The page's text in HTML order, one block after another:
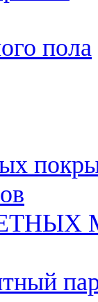
пола